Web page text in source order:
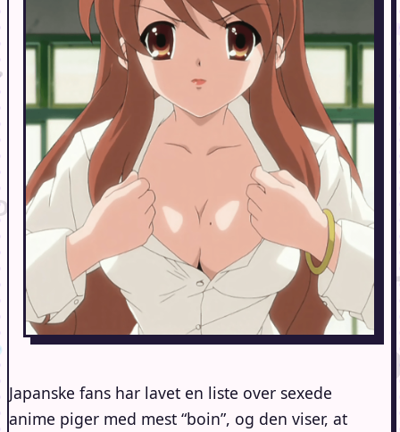
Japanske fans har lavet en liste over sexede
anime piger med mest “boin”, og den viser, at